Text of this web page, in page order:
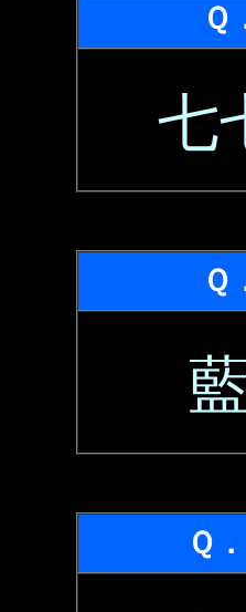
Ｑ
七
Ｑ
Ｑ